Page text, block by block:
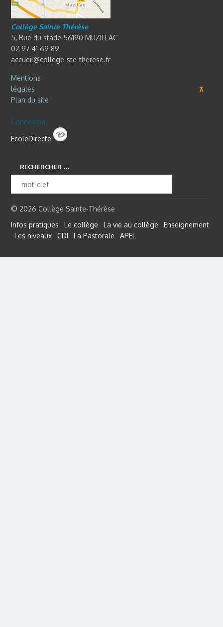
Collège Sainte Thérèse
5, Rue du stade 56190 MUZILLAC
02 97 41 69 89
accueil@college-ste-therese.fr
Mentions
légales
⊼
Plan du site
Connexion
EcoleDirecte
RECHERCHER …
© 2026 Collège Sainte-Thérèse
Infos pratiques
Le collège La vie au collège
Enseignement
Les niveaux
CDI La Pastorale APEL